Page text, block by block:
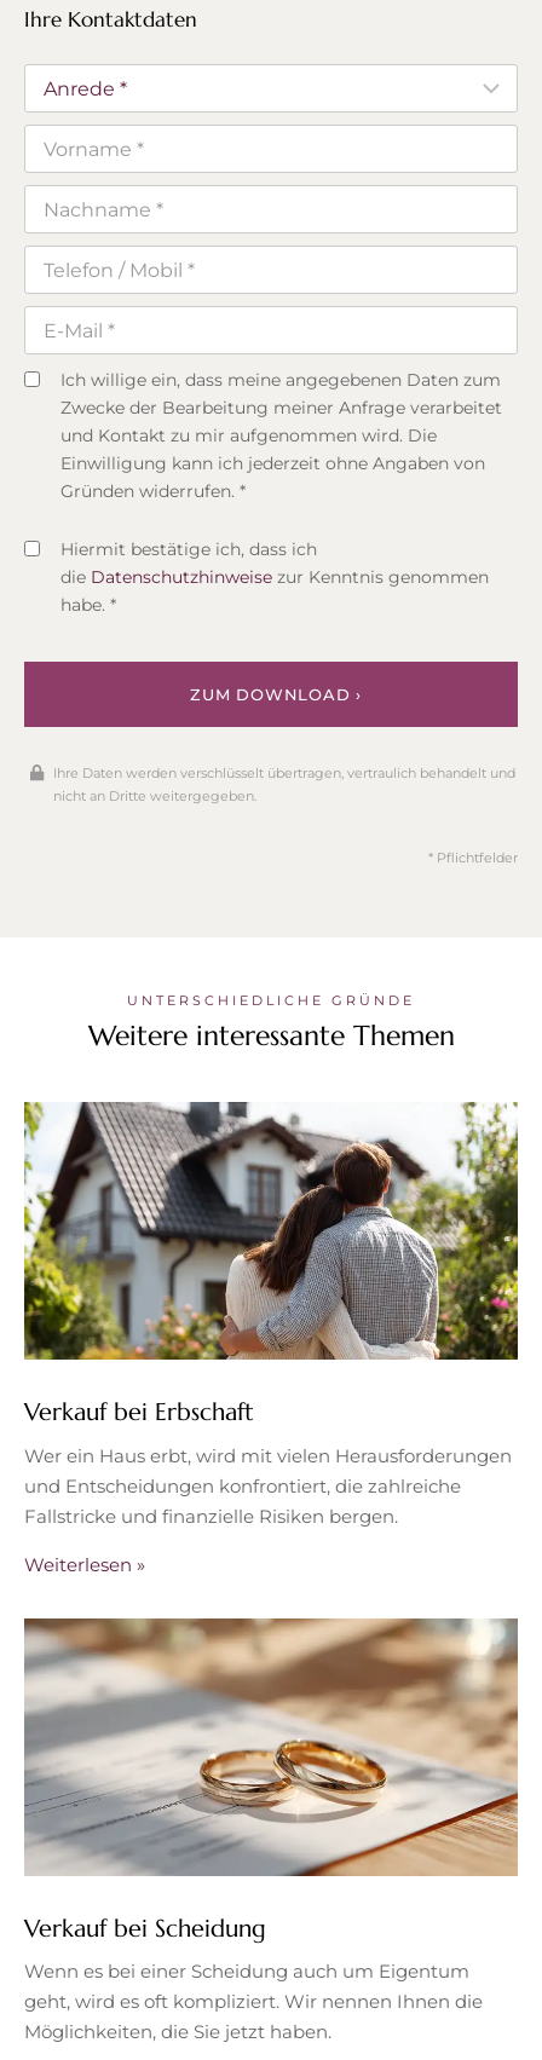
Ihre Kontaktdaten
Ich willige ein, dass meine angegebenen Daten zum
Zwecke der Bearbeitung meiner Anfrage verarbeitet
und Kontakt zu mir aufgenommen wird. Die
Einwilligung kann ich jederzeit ohne Angaben von
Gründen widerrufen. *
Hiermit bestätige ich, dass ich
die Datenschutzhinweise zur Kenntnis genommen
habe. *
ZUM DOWNLOAD ›
Ihre Daten werden verschlüsselt übertragen, vertraulich behandelt und
nicht an Dritte weitergegeben.
* Pflichtfelder
UNTERSCHIEDLICHE GRÜNDE
Weitere interessante Themen
Verkauf bei Erbschaft
Wer ein Haus erbt, wird mit vielen Herausforderungen
und Entscheidungen konfrontiert, die zahlreiche
Fallstricke und finanzielle Risiken bergen.
Weiterlesen »
Verkauf bei Scheidung
Wenn es bei einer Scheidung auch um Eigentum
geht, wird es oft kompliziert. Wir nennen Ihnen die
Möglichkeiten, die Sie jetzt haben.